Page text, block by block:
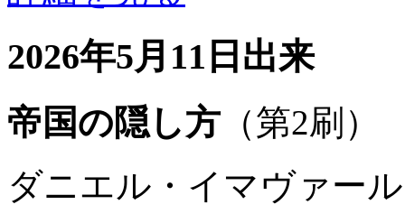
2026年5月11日出来
帝国の隠し方 （第2刷）
ダニエル・イマヴァー